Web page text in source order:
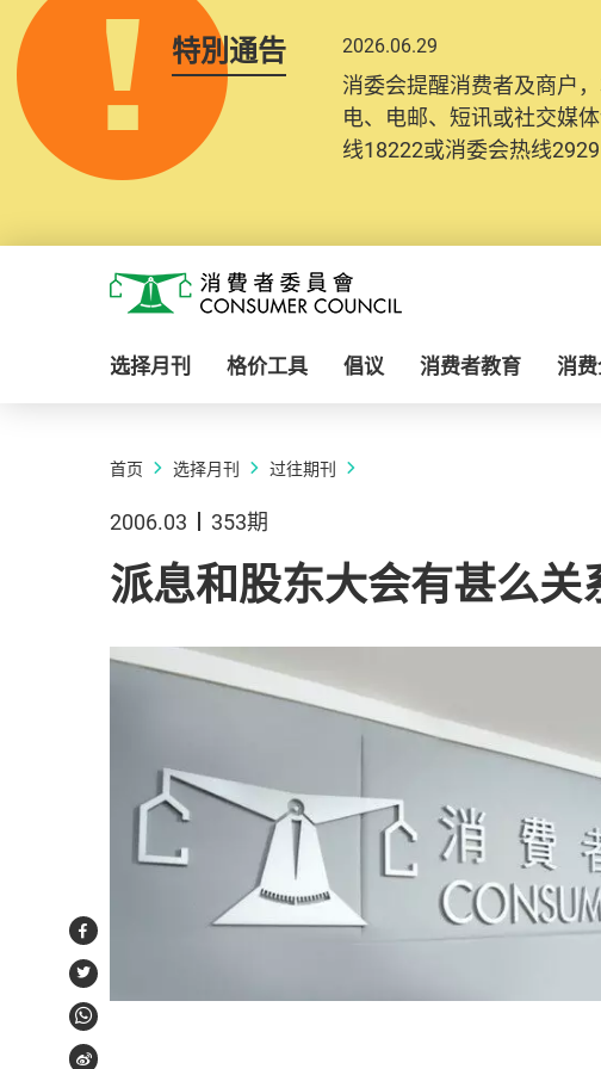
特別通告 2026.06.29
消委会提醒消费者及商户
电、电邮、短讯或社交媒
线18222或消委会热线2929
消费者委员会
选择月刊 格价工具 倡议 消费者教育 消
首页 选择月刊 过往期刊
2006.03 353期
派息和股东大会有甚么关
Facebook
Twitter
WhatsApp